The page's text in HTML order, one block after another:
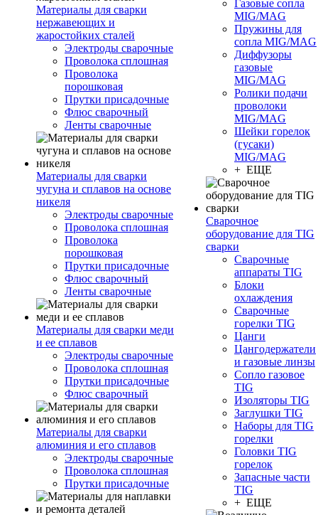
Материалы для сварки
нержавеющих и
жаростойких сталей
Электроды сварочные
Проволока сплошная
Проволока
порошковая
Прутки присадочные
Флюс сварочный
Ленты сварочные
Материалы для сварки
чугуна и сплавов на основе
никеля
Электроды сварочные
Проволока сплошная
Проволока
порошковая
Прутки присадочные
Флюс сварочный
Ленты сварочные
Материалы для сварки меди
и ее сплавов
Электроды сварочные
Проволока сплошная
Прутки присадочные
Флюс сварочный
Материалы для сварки
алюминия и его сплавов
Электроды сварочные
Проволока сплошная
Прутки присадочные
Газовые сопла
MIG/MAG
Пружины для
сопла MIG/MAG
Диффузоры
газовые
MIG/MAG
Ролики подачи
проволоки
MIG/MAG
Шейки горелок
(гусаки)
MIG/MAG
+ ЕЩЕ
Сварочное
оборудование для TIG
сварки
Сварочные
аппараты TIG
Блоки
охлаждения
Сварочные
горелки TIG
Цанги
Цангодержатели
и газовые линзы
Сопло газовое
TIG
Изоляторы TIG
Заглушки TIG
Наборы для TIG
горелки
Головки TIG
горелок
Запасные части
TIG
+ ЕЩЕ